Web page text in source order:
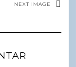
NEXT IMAGE